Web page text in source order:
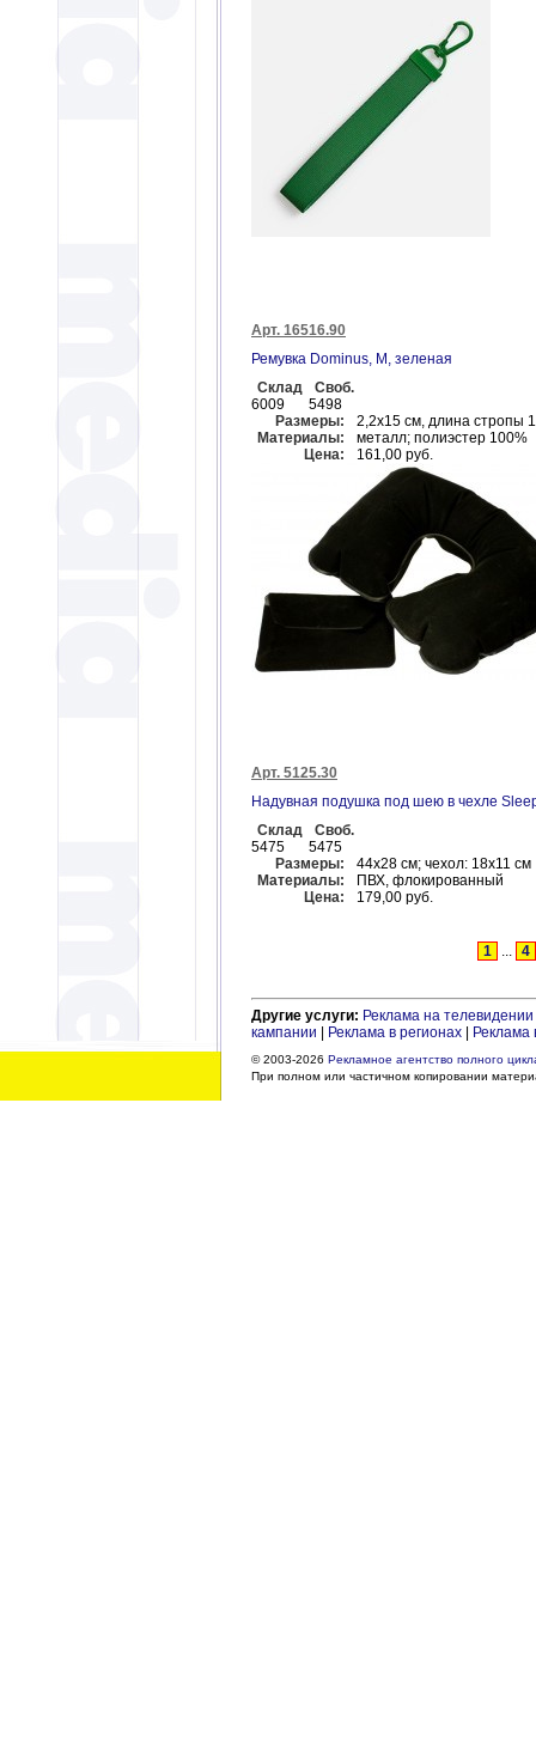
Арт. 16516.90
Ремувка Dominus, М, зеленая
Склад
Своб.
6009
5498
Размеры:
2,2х15 см, длина стропы
Материалы:
металл; полиэстер 100%
Цена:
161,00 руб.
Арт. 5125.30
Надувная подушка под шею в чехле
Склад
Своб.
5475
5475
Размеры:
44х28 см; чехол: 18х11 см
Материалы:
ПВХ, флокированный
Цена:
179,00 руб.
1 ... 4
Другие услуги: Реклама на телевидении
кампании
Реклама в регионах Реклама
© 2003-2026 Рекламное агентство полного
При полном или частичном копировании